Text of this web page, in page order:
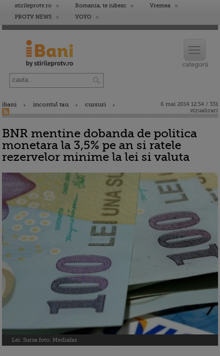
stirileprotv.ro Romania, te iubesc
Vremea
PROTV NEWS
VOYO
ibani incontul tau cursuri
6 mai 2014 12:34 / 331
vizualizari
BNR mentine dobanda de politica
monetara la 3,5% pe an si ratele
rezervelor minime la lei si valuta
Lei. Sursa foto: Mediafax